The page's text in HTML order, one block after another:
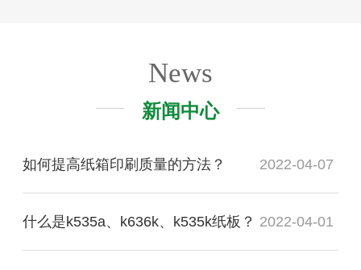
News
新闻中心
如何提高纸箱印刷质量的方法？ 2022-04-07
什么是k535a、k636k、k535k纸板？ 2022-04-01